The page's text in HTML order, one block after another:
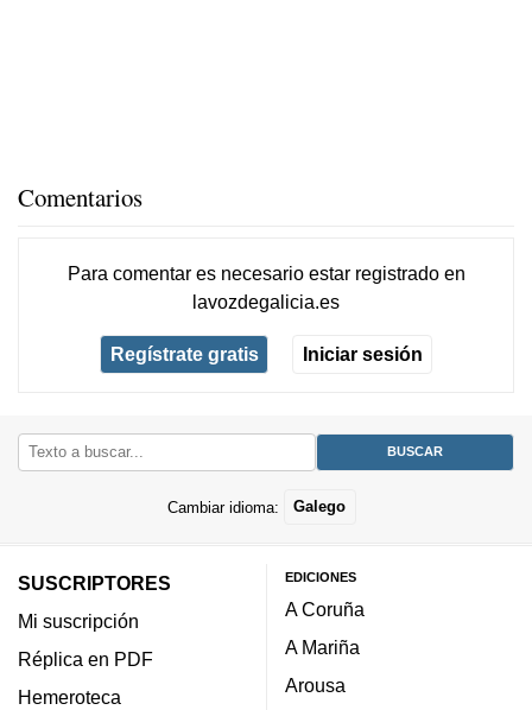
Comentarios
Para comentar es necesario estar registradoen
lavozdegalicia.es
Regístrate gratis Iniciar sesión
Cambiar idioma: Galego
SUSCRIPTORES
Mi suscripción
Réplica en PDF
Hemeroteca
EDICIONES
A Coruña
A Mariña
Arousa